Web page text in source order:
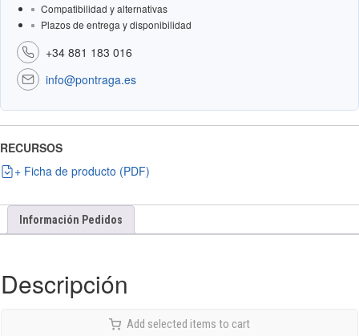
Compatibilidad y alternativas
Plazos de entrega y disponibilidad
+34 881 183 016
info@pontraga.es
RECURSOS
+ Ficha de producto (PDF)
Información Pedidos
Descripción
Add selected items to cart